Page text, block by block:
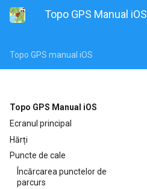
Topo GPS Manual iOS
Topo GPS manual iOS
Topo GPS Manual iOS
Ecranul principal
Hărți
Puncte de cale
Încărcarea punctelor de
parcurs